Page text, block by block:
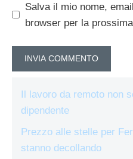
Salva il mio nome,
browser per la
Il lavoro da remoto non
dipendente
Prezzo alle stelle per
stanno decollando